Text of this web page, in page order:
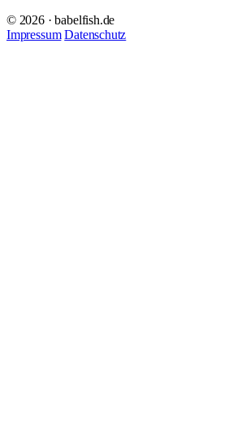
© 2026 · babelfish.de
Impressum Datenschutz